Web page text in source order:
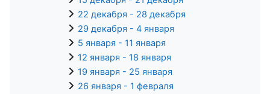
22 декабря - 28 декабря
29 декабря - 4 января
5 января - 11 января
12 января - 18 января
19 января - 25 января
26 января - 1 февраля